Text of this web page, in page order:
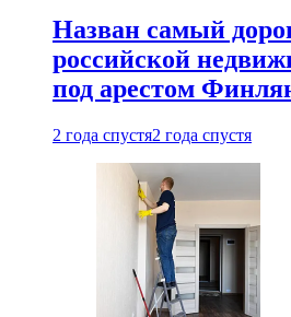
Назван самый
российской
под арестом
2 года спустя2 года спустя